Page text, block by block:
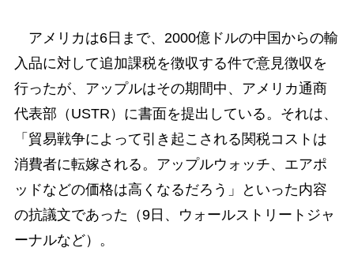
アメリカは6日まで、2000億ドルの中国からの輸
入品に対して追加課税を徴収する件で意見徴収を
行ったが、アップルはその期間中、アメリカ通商
代表部（USTR）に書面を提出している。それは、
「貿易戦争によって引き起こされる関税コストは
消費者に転嫁される。アップルウォッチ、エアポ
ッドなどの価格は高くなるだろう」といった内容
の抗議文であった（9日、ウォールストリートジャ
ーナルなど）。